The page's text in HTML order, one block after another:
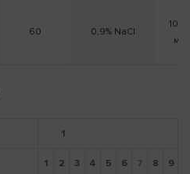
60 0,9% NaCl
1000
мл
1
1 2 3 4 5 6 7 8 9